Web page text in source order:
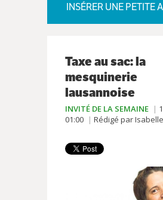
INSÉRER UNE PETITE
Taxe au sac: la
mesquinerie
lausannoise
INVITÉ DE LA SEMAINE
01:00
Rédigé par